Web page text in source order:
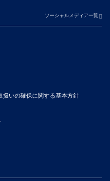
ソーシャルメディア一覧
いの確保に関する基本方針